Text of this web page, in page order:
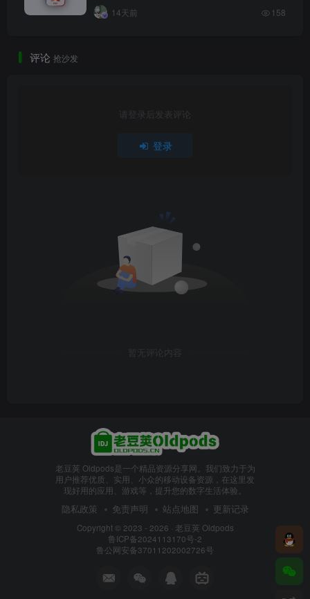
14天前 158
评论 抢沙发
请登录后发表评论
登录
暂无评论内容
老豆荚 Oldpods是一个精品资源分享网。我们致力于为
用户推荐优质、实用、小众的移动设备资源，在这里发
现好用的应用、游戏等，提升您的数字生活体验。
隐私政策 免责声明 站点地图 更新记录
Copyright © 2023 - 2026 · 老豆荚 Oldpods
鲁ICP备2024113170号-2
鲁公网安备37011202002726号